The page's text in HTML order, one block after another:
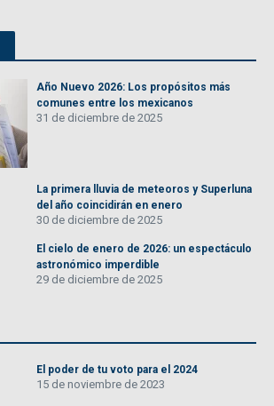
Año Nuevo 2026: Los propósitos más
comunes entre los mexicanos
31 de diciembre de 2025
La primera lluvia de meteoros y Superluna
del año coincidirán en enero
30 de diciembre de 2025
El cielo de enero de 2026: un espectáculo
astronómico imperdible
29 de diciembre de 2025
El poder de tu voto para el 2024
15 de noviembre de 2023